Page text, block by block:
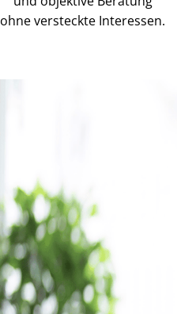
ohne versteckte Interessen.